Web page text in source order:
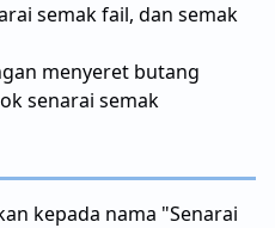
semak fail, dan semak
menyeret butang
senarai semak
kepada nama "Senarai